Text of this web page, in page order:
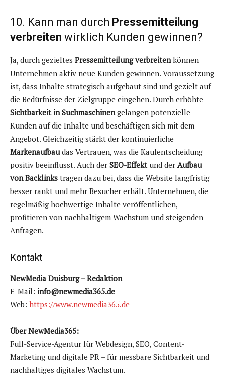
10. Kann man durch Pressemitteilung
verbreiten wirklich Kunden gewinnen?
Ja, durch gezieltes Pressemitteilung verbreiten können
Unternehmen aktiv neue Kunden gewinnen. Voraussetzung
ist, dass Inhalte strategisch aufgebaut sind und gezielt auf
die Bedürfnisse der Zielgruppe eingehen. Durch erhöhte
Sichtbarkeit in Suchmaschinen gelangen potenzielle
Kunden auf die Inhalte und beschäftigen sich mit dem
Angebot. Gleichzeitig stärkt der kontinuierliche
Markenaufbaudas Vertrauen, was die Kaufentscheidung
positiv beeinflusst. Auch der SEO-Effektund der Aufbau
von Backlinks tragen dazu bei, dass die Website langfristig
besser rankt und mehr Besucher erhält. Unternehmen, die
regelmäßig hochwertige Inhalte veröffentlichen,
profitieren von nachhaltigem Wachstum und steigenden
Anfragen.
Kontakt
NewMedia Duisburg – Redaktion
E-Mail: info@newmedia365.de
Web: https://www.newmedia365.de
Über NewMedia365:
Full-Service-Agentur für Webdesign, SEO, Content-
Marketing und digitale PR – für messbare Sichtbarkeit und
nachhaltiges digitales Wachstum.